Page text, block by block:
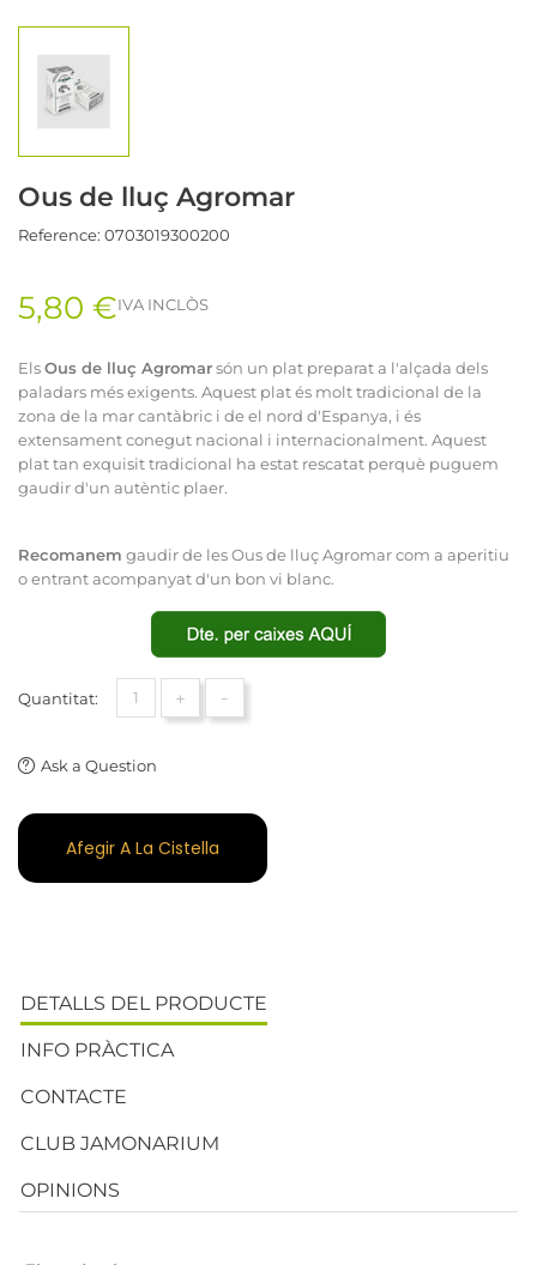
Ous de lluç Agromar
Reference: 0703019300200
5,80 €IVA INCLÒS
ElsOus de lluç Agromarsón un plat preparat a l'alçada dels
paladars més exigents. Aquest plat és molt tradicional de la
zona de la mar cantàbric i de el nord d'Espanya, i és
extensament conegut nacional i internacionalment. Aquest
plat tan exquisit tradicional ha estat rescatat perquè puguem
gaudir d'un autèntic plaer.
Recomanem gaudir de les Ous de lluç Agromar com a aperitiu
o entrant acompanyat d'un bon vi blanc.
Quantitat: + -
Ask a Question
Afegir A La Cistella
DETALLS DEL PRODUCTE
INFO PRÀCTICA
CONTACTE
CLUB JAMONARIUM
OPINIONS